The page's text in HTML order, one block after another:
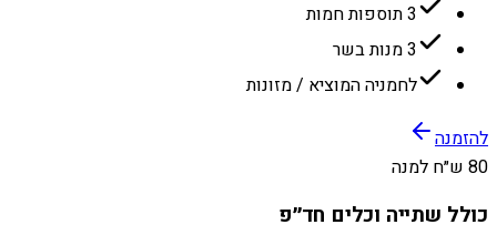
3 תוספות חמות
3 מנות בשר
לחמניה המוציא / מזונות
להזמנה
80 ש״ח למנה
כולל שתייה וכלים חד״פ